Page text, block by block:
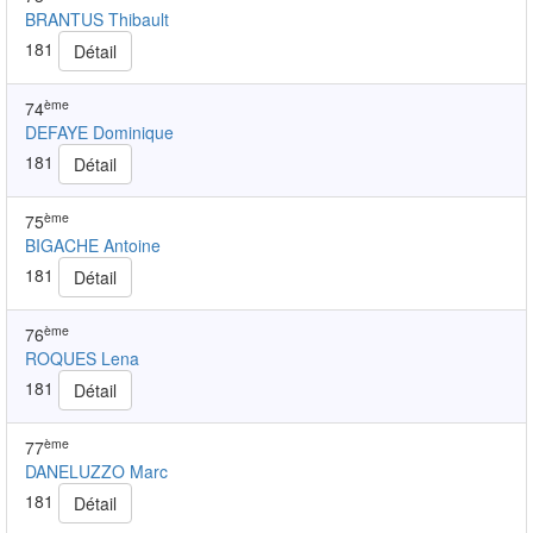
BRANTUS Thibault
181
Détail
74ème
DEFAYE Dominique
181
Détail
75ème
BIGACHE Antoine
181
Détail
76ème
ROQUES Lena
181
Détail
77ème
DANELUZZO Marc
181
Détail